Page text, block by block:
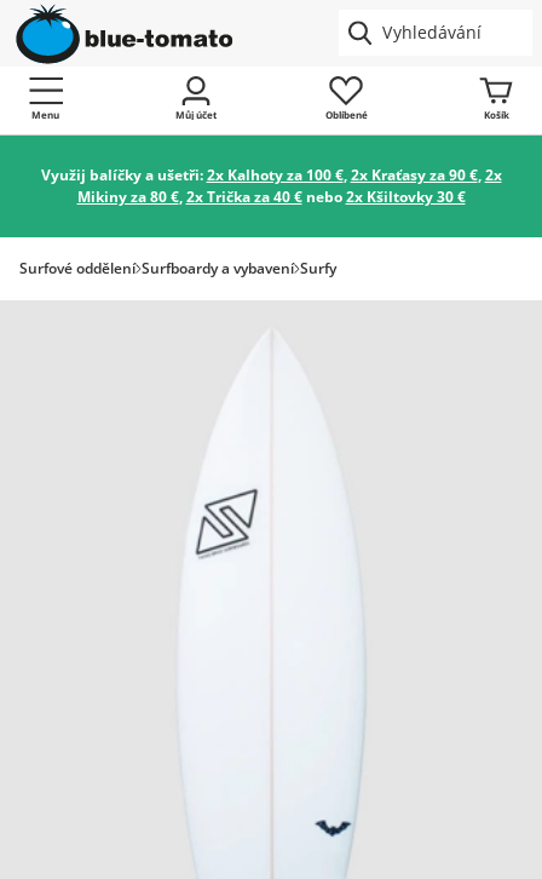
Menu Můj účet Oblíbené Košík
Využij balíčky a ušetři:2x Kalhoty za 100 €,2x Kraťasy za 90 €,2x
Mikiny za 80 €,2x Trička za 40 €nebo2x Kšiltovky 30 €
Surfové oddělení Surfboardy a vybavení Surfy